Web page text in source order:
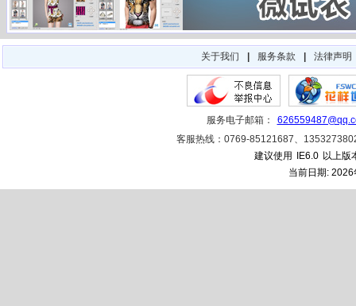
关于我们 服务条款 法律声明
服务电子邮箱：
客服热线：0769-85121687、
建议使用
IE6.0 以上版
当前日期: 2026